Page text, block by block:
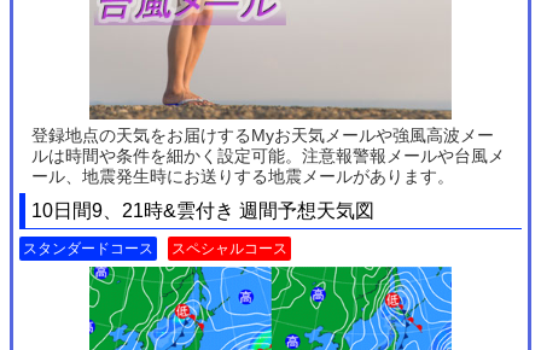
登録地点の天気をお届けするMyお天気メールや強風高波メー
ルは時間や条件を細かく設定可能。注意報警報メールや台風メ
ール、地震発生時にお送りする地震メールがあります。
10日間9、21時&雲付き 週間予想天気図
スタンダードコース スペシャルコース